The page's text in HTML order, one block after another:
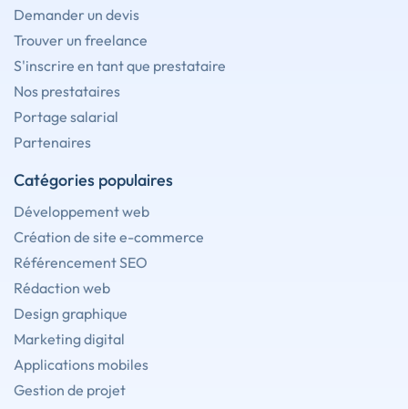
Demander un devis
Trouver un freelance
S'inscrire en tant que prestataire
Nos prestataires
Portage salarial
Partenaires
Catégories populaires
Développement web
Création de site e-commerce
Référencement SEO
Rédaction web
Design graphique
Marketing digital
Applications mobiles
Gestion de projet